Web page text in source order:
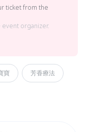
ticket from the
organizer.
寶 芳香療法